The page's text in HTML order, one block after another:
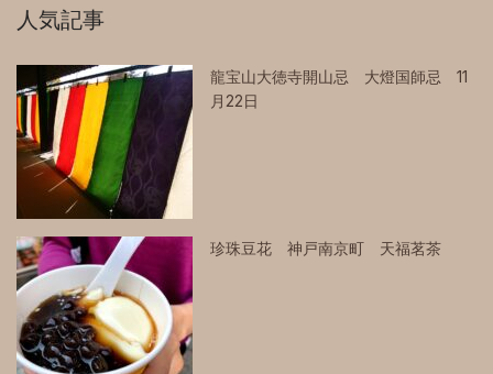
人気記事
龍宝山大徳寺開山忌 大燈国師忌 11
月22日
珍珠豆花 神戸南京町 天福茗茶